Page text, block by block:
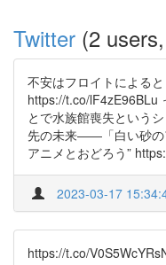
Twitter (2
不安はフロイトによる
https://t.co/lF4zE96BLu
とで水族館喪失という
先の未来――「白い砂の
アニメとおどろう”
2023-03-17
https://t.co/